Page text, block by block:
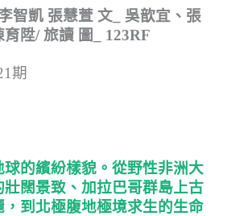
智凱 張慧萱 文_ 吳歆宜、張
陞/ 旅讀 圖_ 123RF
期
球的繽紛樣貌。從野性非洲大
闊景致、加拉巴哥群島上古
到北極腹地極境求生的生命